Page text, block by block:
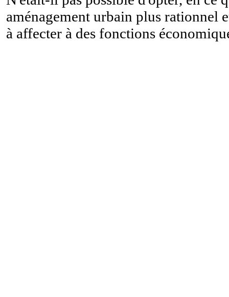
aménagement urbain plus rationnel
à affecter à des fonctions